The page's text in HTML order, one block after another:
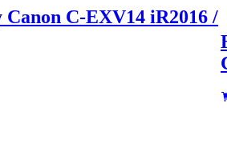
Canon C-EXV14 iR2016 /